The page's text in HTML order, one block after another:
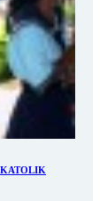
KATOLIK